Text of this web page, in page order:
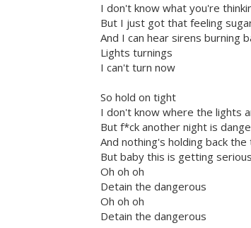
I don't know what you're
But I just got that feeling
And I can hear sirens burning
Lights turnings
I can't turn now
So hold on tight
I don't know where the lights
But f*ck another night is
And nothing's holding back
But baby this is getting serious
Oh oh oh
Detain the dangerous
Oh oh oh
Detain the dangerous